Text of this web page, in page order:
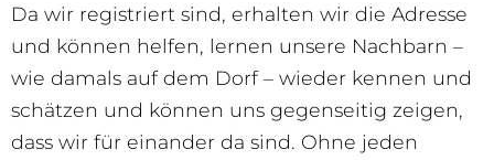
Da wir registriert sind, erhalten wir die Adresse
und können helfen, lernen unsere Nachbarn –
wie damals auf dem Dorf – wieder kennen und
schätzen und können uns gegenseitig zeigen,
dass wir für einander da sind. Ohne jeden